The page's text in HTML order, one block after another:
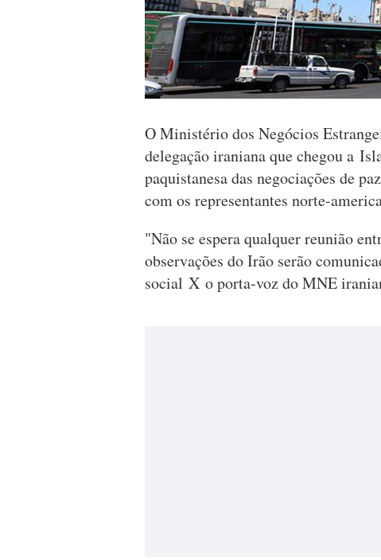
O Ministério dos Negócios
delegação iraniana que chegou a
paquistanesa das negociações de
com os representantes norte-
"Não se espera qualquer reunião
observações do Irão serão
social X o porta-voz do MNE